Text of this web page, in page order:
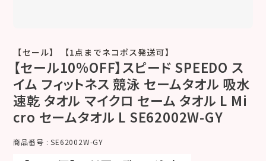
【セール】 【1点までネコポス発送可】
【セール10%OFF】スピード SPEEDO ス
イム フィットネス 競泳 セームタオル 吸水
速乾 タオル マイクロ セーム タオル L Mi
cro セームタオル L SE62002W-GY
商品番号 SE62002W-GY